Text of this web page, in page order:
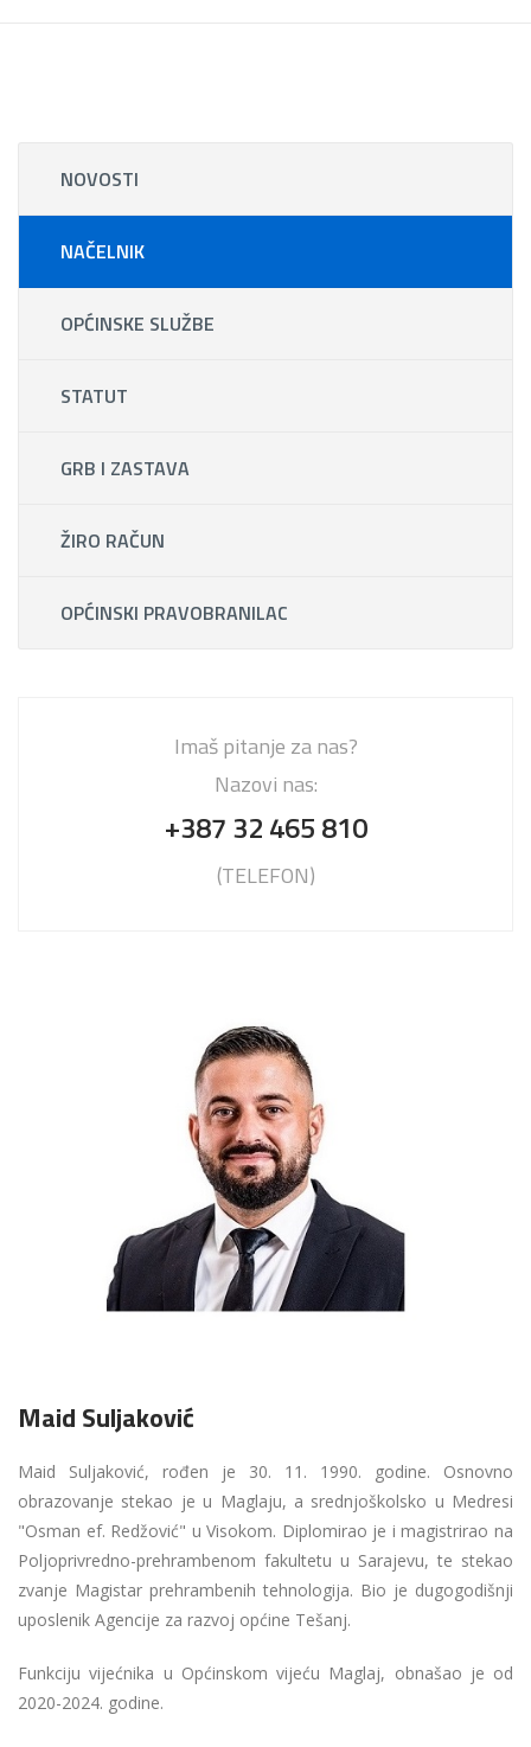
NOVOSTI
NAČELNIK
OPĆINSKE SLUŽBE
STATUT
GRB I ZASTAVA
ŽIRO RAČUN
OPĆINSKI PRAVOBRANILAC
Imaš pitanje za nas?
Nazovi nas:
+387 32 465 810
(TELEFON)
Maid Suljaković
Maid Suljaković, rođen je 30. 11. 1990. godine. Osnovno
obrazovanje stekao je u Maglaju, a srednjoškolsko u Medresi
"Osman ef. Redžović" u Visokom. Diplomirao je i magistrirao na
Poljoprivredno-prehrambenom fakultetu u Sarajevu, te stekao
zvanje Magistar prehrambenih tehnologija. Bio je dugogodišnji
uposlenik Agencije za razvoj općine Tešanj.
Funkciju vijećnika u Općinskom vijeću Maglaj, obnašao je od
2020-2024. godine.